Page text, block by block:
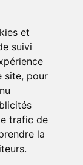
et
suivi
site, pour
trafic de
la
et
suivi
site, pour
trafic de
la